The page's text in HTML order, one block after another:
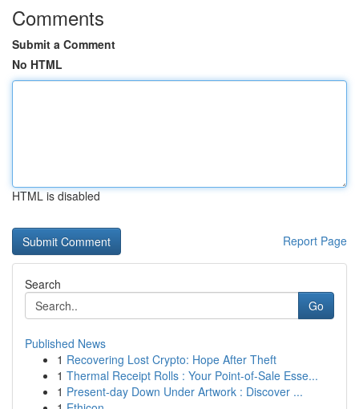
Comments
Submit a Comment
No HTML
HTML is disabled
Report Page
Search
Go
Published News
1 Recovering Lost Crypto: Hope After Theft
1 Thermal Receipt Rolls : Your Point-of-Sale Esse...
1 Present-day Down Under Artwork : Discover ...